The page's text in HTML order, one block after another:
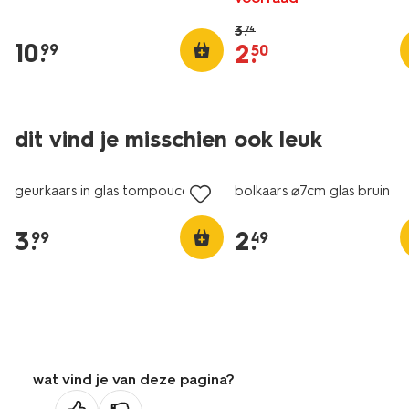
10.
99
3.74
2.
50
dit vind je misschien ook leuk
vegan
geurkaars in glas tompouce
3.
99
vegan
bolkaars ⌀7cm glas bruin
2.
49
wat vind je van deze pagina?